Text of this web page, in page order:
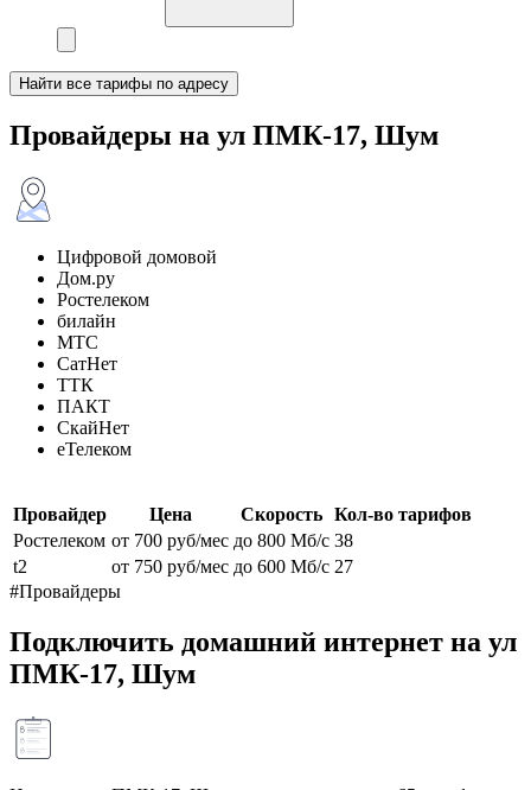
Найти все тарифы по адресу
Провайдеры на ул ПМК-17, Шум
Цифровой домовой
Дом.ру
Ростелеком
билайн
МТС
СатНет
ТТК
ПАКТ
СкайНет
еТелеком
Провайдер Цена Скорость Кол-во тарифов
Ростелеком от 700 руб/мес до 800 Мб/с 38
t2
от 750 руб/мес до 600 Мб/с 27
#Провайдеры
Подключить домашний интернет на ул
ПМК-17, Шум